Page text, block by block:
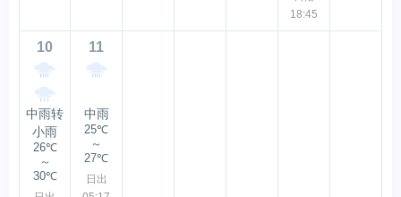
18:45
10
中雨转
小雨
26℃
～
30℃
11
中雨
25℃
～
27℃
日出